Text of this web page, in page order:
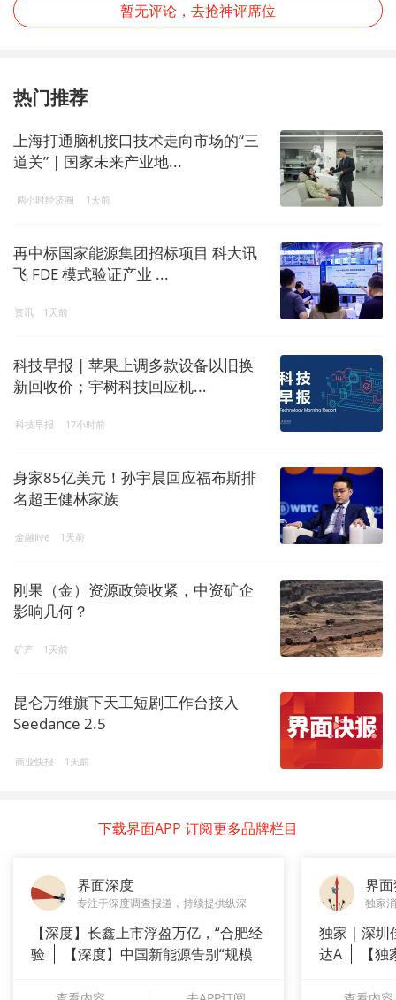
暂无评论，去抢神评席位
热门推荐
上海打通脑机接口技术走向市场的“三
道关” | 国家未来产业地...
两小时经济圈 1天前
再中标国家能源集团招标项目 科大讯
飞 FDE 模式验证产业 ...
资讯 1天前
科技早报 | 苹果上调多款设备以旧换
新回收价；宇树科技回应机...
科技早报 17小时前
身家85亿美元！孙宇晨回应福布斯排
名超王健林家族
金融live 1天前
刚果（金）资源政策收紧，中资矿企
影响几何？
矿产 1天前
昆仑万维旗下天工短剧工作台接入
Seedance 2.5
商业快报 1天前
下载界面APP 订阅更多品牌栏目
界面深度
专注于深度调查报道，持续提供纵深
【深度】长鑫上市浮盈万亿，“合肥经
验
【深度】中国新能源告别“规模
界
独家
独家｜深圳
达A
【